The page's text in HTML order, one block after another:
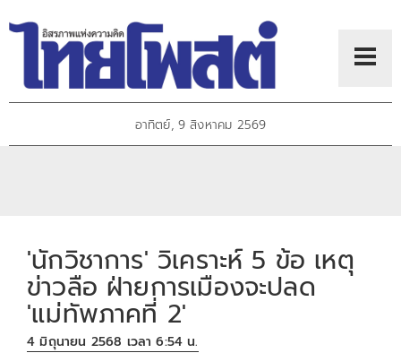
อาทิตย์, 9 สิงหาคม 2569
'นักวิชาการ' วิเคราะห์ 5 ข้อ เหตุ
ข่าวลือ ฝ่ายการเมืองจะปลด
'แม่ทัพภาคที่ 2'
4 มิถุนายน 2568 เวลา 6:54 น.